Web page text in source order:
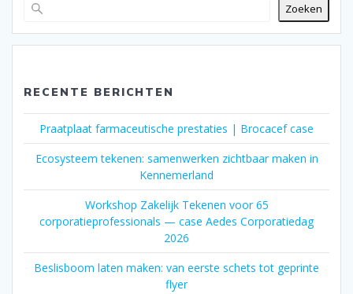
Zoeken
RECENTE BERICHTEN
Praatplaat farmaceutische prestaties | Brocacef case
Ecosysteem tekenen: samenwerken zichtbaar maken in
Kennemerland
Workshop Zakelijk Tekenen voor 65
corporatieprofessionals — case Aedes Corporatiedag
2026
Beslisboom laten maken: van eerste schets tot geprinte
flyer